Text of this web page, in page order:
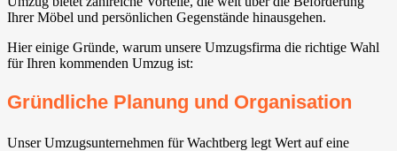
Ihrer Möbel und persönlichen Gegenstände hinausgehen.
Hier einige Gründe, warum unsere Umzugsfirma die richtige Wahl
für Ihren kommenden Umzug ist:
Gründliche Planung und Organisation
Unser Umzugsunternehmen für Wachtberg⁠ legt Wert auf eine